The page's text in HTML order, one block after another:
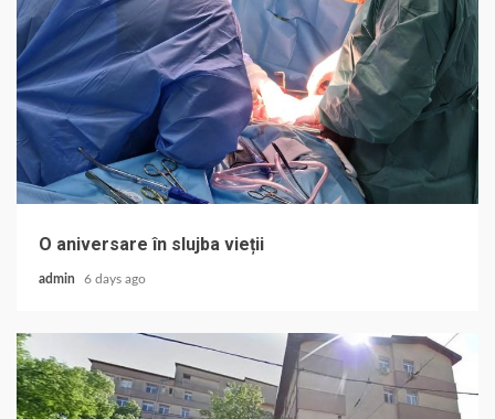
O aniversare în slujba vieții
admin 6 days ago